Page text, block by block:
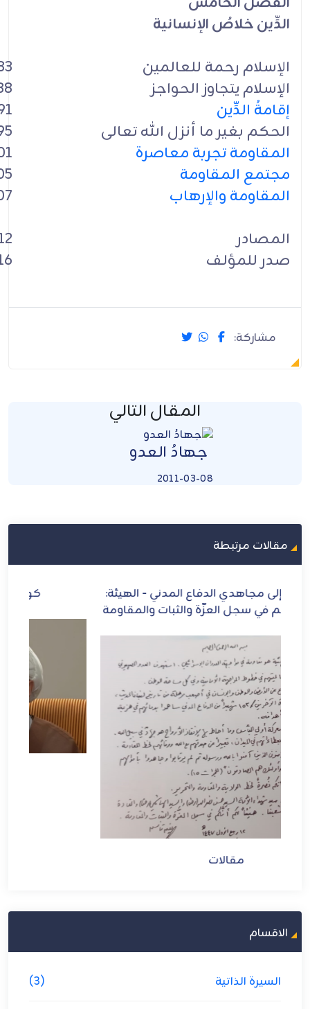
الدِّين خلاصُ الإنسانية
الإسلام رحمة للعالمين
الإسلام يتجاوز الحواجز
إقامةُ الدِّين
الحكم بغير ما أنزل الله تعالى
المقاومة تجربة معاصرة
مجتمع المقاومة
المقاومة والإرهاب
المصادر
صدر للمؤلف
مشاركة:
المقال التالي
جهادُ العدو
2011-03-08
مقالات مرتبطة
كواليس اللقاء مع "الأمين العام"
الاقسام
السيرة الذاتية (3)